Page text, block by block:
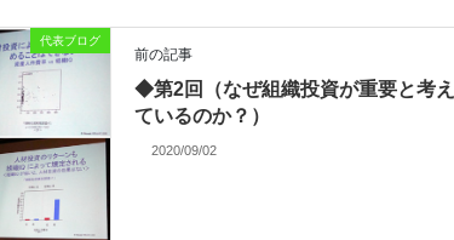
代表ブログ
前の記事
◆第2回（なぜ組織投資が重要と考え
ているのか？）
2020/09/02